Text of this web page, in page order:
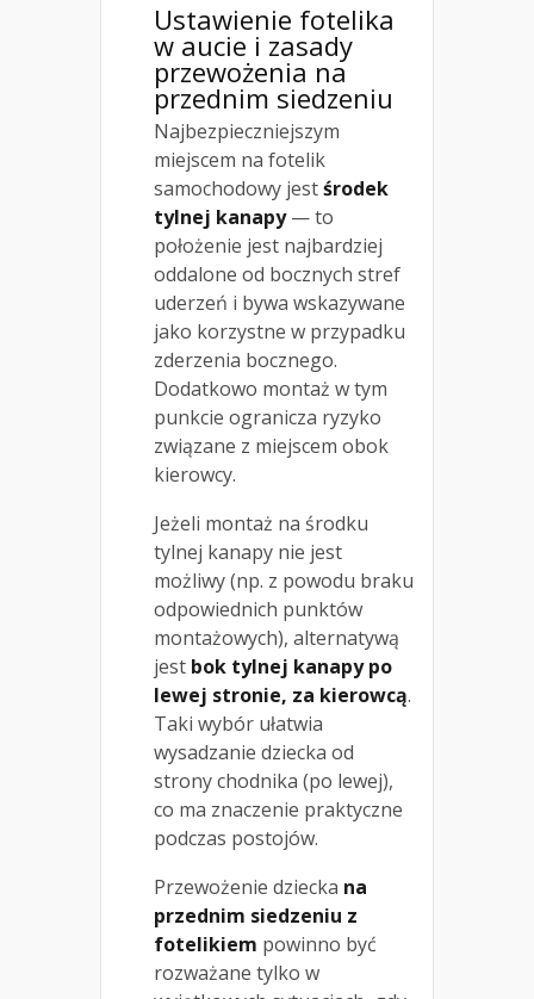
Ustawienie fotelika
w aucie i zasady
przewożenia na
przednim siedzeniu
Najbezpieczniejszym
miejscem na fotelik
samochodowy jestśrodek
tylnej kanapy— to
położenie jest najbardziej
oddalone od bocznych stref
uderzeń i bywa wskazywane
jako korzystne w przypadku
zderzenia bocznego.
Dodatkowo montaż w tym
punkcie ogranicza ryzyko
związane z miejscem obok
kierowcy.
Jeżeli montaż na środku
tylnej kanapy nie jest
możliwy (np. z powodu braku
odpowiednich punktów
montażowych), alternatywą
jest bok tylnej kanapy po
lewej stronie, za kierowcą.
Taki wybór ułatwia
wysadzanie dziecka od
strony chodnika (po lewej),
co ma znaczenie praktyczne
podczas postojów.
Przewożenie dziecka na
przednim siedzeniu z
fotelikiem powinno być
rozważane tylko w